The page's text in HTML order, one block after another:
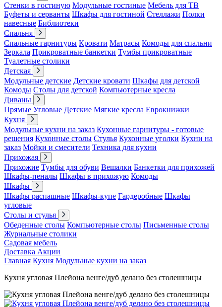
Стенки в гостиную Модульные гостиные Мебель для ТВ
Буфеты и серванты Шкафы для гостиной Стеллажи Полки
навесные Библиотеки
Спальня
Спальные гарнитуры Кровати Матрасы Комоды для спальни
Зеркала Прикроватные банкетки Тумбы прикроватные
Туалетные столики
Детская
Модульные детские Детские кровати Шкафы для детской
Комоды Столы для детской Компьютерные кресла
Диваны
Прямые Угловые Детские Мягкие кресла Еврокнижки
Кухня
Модульные кухни на заказ Кухонные гарнитуры - готовые
решения Кухонные столы Стулья Кухонные уголки Кухни на
заказ Мойки и смесители Техника для кухни
Прихожая
Прихожие Тумбы для обуви Вешалки Банкетки для прихожей
Шкафы-пеналы Шкафы в прихожую Комоды
Шкафы
Шкафы распашные Шкафы-купе Гардеробные Шкафы
угловые
Столы и стулья
Обеденные столы Компьютерные столы Письменные столы
Журнальные столики
Садовая мебель
Доставка Акции
Главная Кухня Модульные кухни на заказ
Кухня угловая Плейона венге/дуб делано без столешницы